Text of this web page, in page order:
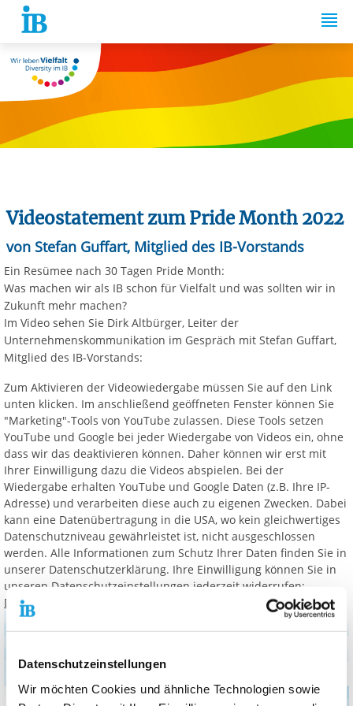
Datenschutzeinstellungen
Wir möchten Cookies und ähnliche Technologien sowie
Springe zum Inhalt
Videostatement zum Pride Month 2022
von Stefan Guffart, Mitglied des IB-Vorstands
Ein Resümee nach 30 Tagen Pride Month:
Was machen wir als IB schon für Vielfalt und was sollten wir in
Zukunft mehr machen?
Im Video sehen Sie Dirk Altbürger, Leiter der
Unternehmenskommunikation im Gespräch mit Stefan Guffart,
Mitglied des IB-Vorstands:
Zum Aktivieren der Videowiedergabe müssen Sie auf den Link
unten klicken. Im anschließend geöffneten Fenster können Sie
"Marketing"-Tools von YouTube zulassen. Diese Tools setzen
YouTube und Google bei jeder Wiedergabe von Videos ein, ohne
dass wir das deaktivieren können. Daher können wir erst mit
Ihrer Einwilligung dazu die Videos abspielen. Bei der
Wiedergabe erhalten YouTube und Google Daten (z.B. Ihre IP-
Adresse) und verarbeiten diese auch zu eigenen Zwecken. Dabei
kann eine Datenübertragung in die USA, wo kein gleichwertiges
Datenschutzniveau gewährleistet ist, nicht ausgeschlossen
werden. Alle Informationen zum Schutz Ihrer Daten finden Sie in
unserer Datenschutzerklärung. Ihre Einwilligung können Sie in
unseren Datenschutzeinstellungen jederzeit widerrufen:
Datenschutz